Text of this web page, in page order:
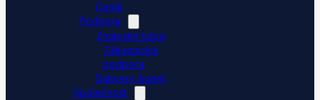
Ceník
Podpora
Znalostní báze
Zákaznická
podpora
Dativery Agent
Společnost